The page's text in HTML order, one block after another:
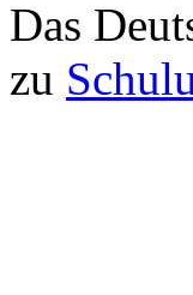
Das
zu